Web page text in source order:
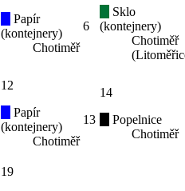
Papír
(kontejnery)
Chotiměř
6
Sklo
(kontejnery)
Chotiměř
12
Papír
(kontejnery)
Chotiměř
13
14
Popelnice
Chotiměř
19